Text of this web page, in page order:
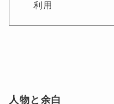
利用
人物と余白